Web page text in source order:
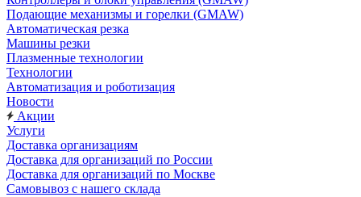
Подающие механизмы и горелки (GMAW)
Автоматическая резка
Машины резки
Плазменные технологии
Технологии
Автоматизация и роботизация
Новости
Акции
Услуги
Доставка организациям
Доставка для организаций по России
Доставка для организаций по Москве
Самовывоз с нашего склада